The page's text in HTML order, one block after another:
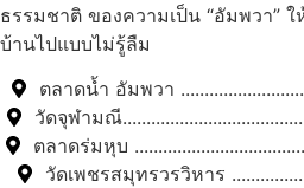
ธรรมชาติ ของความเป็น “อัมพวา”
บ้านไปแบบไม่รู้ลืม
ตลาดน้ำ อัมพวา
วัดจุฬามณี
ตลาดร่มหุบ
วัดเพชรสมุทรวรวิหาร